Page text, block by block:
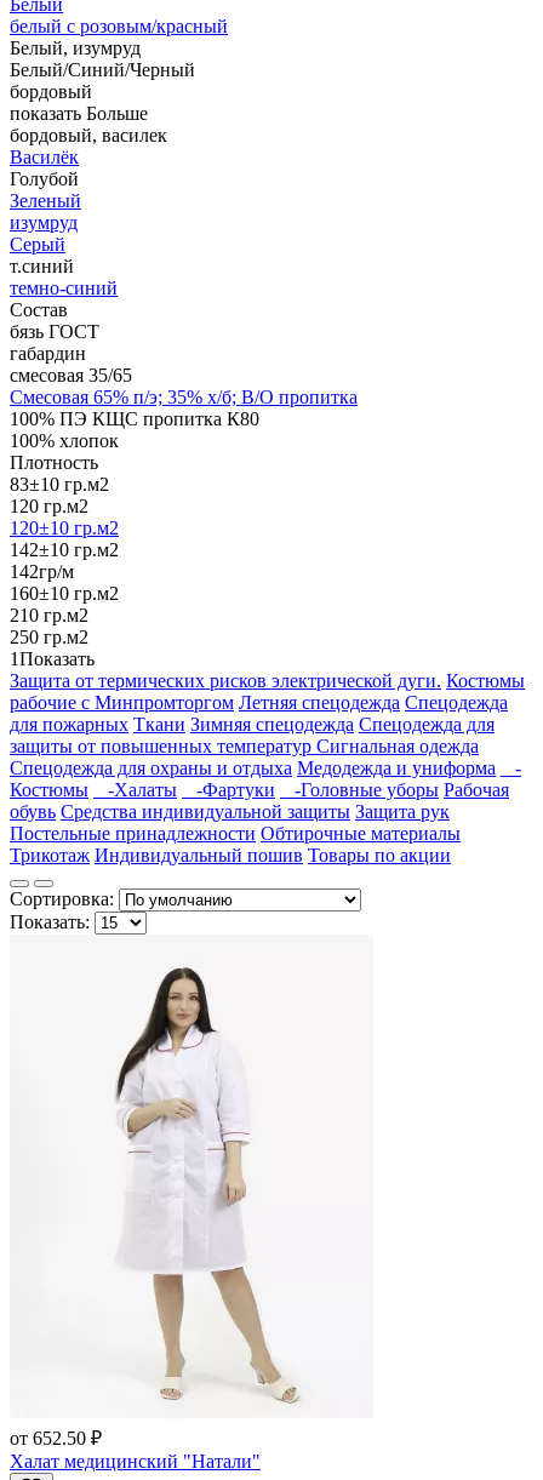
белый с розовым/красный
Белый, изумруд
Белый/Синий/Черный
бордовый
показать Больше
бордовый, василек
Василёк
Голубой
Зеленый
изумруд
Серый
т.синий
темно-синий
Состав
бязь ГОСТ
габардин
смесовая 35/65
Смесовая 65% п/э; 35% х/б; В/О пропитка
100% ПЭ КЩС пропитка К80
100% хлопок
Плотность
83±10 гр.м2
120 гр.м2
120±10 гр.м2
142±10 гр.м2
142гр/м
160±10 гр.м2
210 гр.м2
250 гр.м2
1Показать
Защита от термических рисков электрической дуги. Костюмы
рабочие с Минпромторгом Летняя спецодежда Спецодежда
для пожарных Ткани Зимняя спецодежда Спецодежда для
защиты от повышенных температур Сигнальная одежда
Спецодежда для охраны и отдыха Медодежда и униформа
-
Костюмы
-Халаты -Фартуки -Головные уборы Рабочая
обувь Средства индивидуальной защиты Защита рук
Постельные принадлежности Обтирочные материалы
Трикотаж Индивидуальный пошив Товары по акции
Сортировка:
Показать:
от 652.50 ₽
Халат медицинский "Натали"